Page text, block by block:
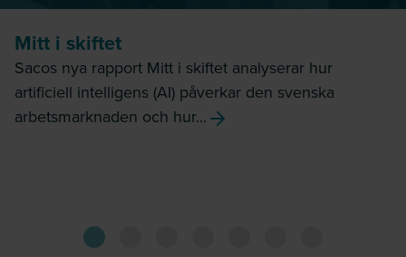
Mitt i skiftet
Sacos nya rapport Mitt i skiftet analyserar hur
artificiell intelligens (AI) påverkar den svenska
arbetsmarknaden och hur...